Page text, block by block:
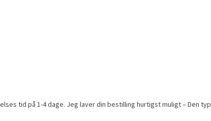
tid på 1-4 dage. Jeg laver din bestilling hurtigst muligt – Den